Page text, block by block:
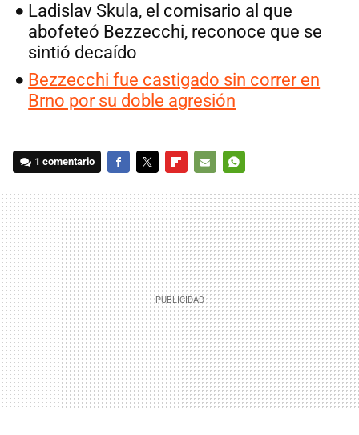
Ladislav Skula, el comisario al que
abofeteó Bezzecchi, reconoce que se
sintió decaído
Bezzecchi fue castigado sin correr en
Brno por su doble agresión
1 comentario
MAIL